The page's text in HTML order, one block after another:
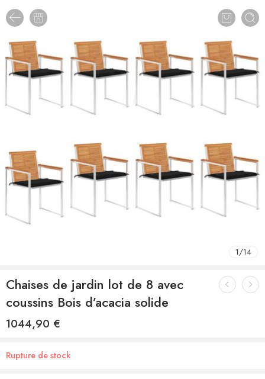
1/14
Chaises de jardin lot de 8 avec
coussins Bois d’acacia solide
1044,90 €
Rupture de stock